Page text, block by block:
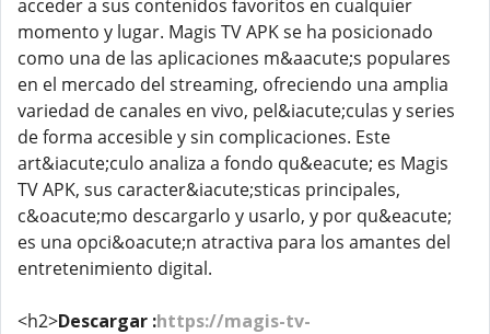
acceder a sus contenidos favoritos en cualquier
momento y lugar. Magis TV APK se ha posicionado
como una de las aplicaciones m&aacute;s populares
en el mercado del streaming, ofreciendo una amplia
variedad de canales en vivo, pel&iacute;culas y series
de forma accesible y sin complicaciones. Este
art&iacute;culo analiza a fondo qu&eacute; es Magis
TV APK, sus caracter&iacute;sticas principales,
c&oacute;mo descargarlo y usarlo, y por qu&eacute;
es una opci&oacute;n atractiva para los amantes del
entretenimiento digital.
<h2>Descargar :https://magis-tv-